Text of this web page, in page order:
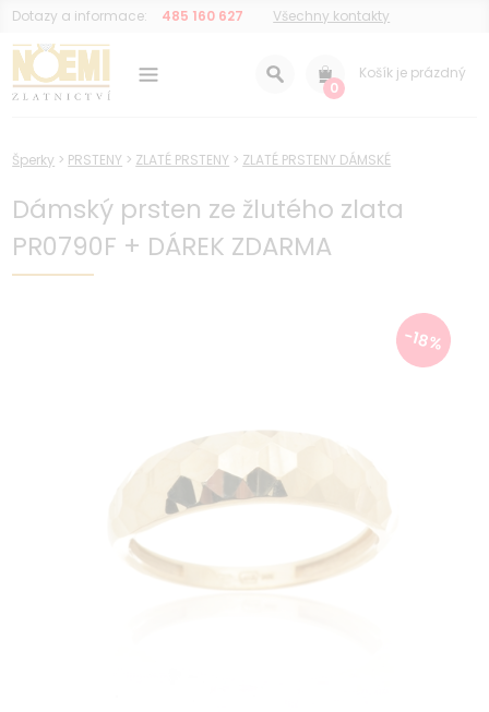
Dotazy a informace: 485 160 627 Všechny kontakty
0
Košík je prázdný
Šperky > PRSTENY > ZLATÉ PRSTENY > ZLATÉ PRSTENY DÁMSKÉ
Dámský prsten ze žlutého zlata
PR0790F + DÁREK ZDARMA
-18%